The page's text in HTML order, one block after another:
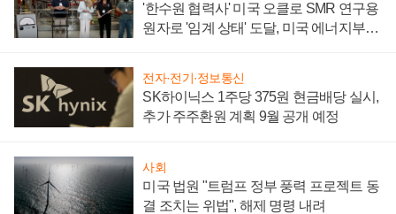
'한수원 협력사' 미국 오클로 SMR 연구용
원자로 '임계 상태' 도달, 미국 에너지부
전자·전기·정보통신
SK하이닉스 1주당 375원 현금배당 실시,
추가 주주환원 계획 9월 공개 예정
사회
미국 법원 "트럼프 정부 풍력 프로젝트 동
결 조치는 위법", 해제 명령 내려